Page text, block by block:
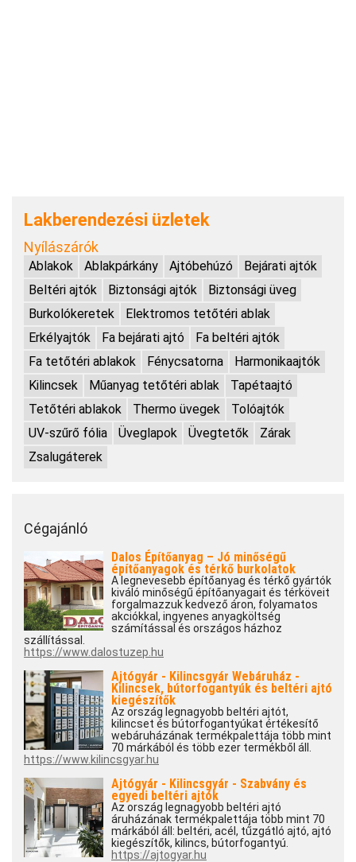
Lakberendezési üzletek
Nyílászárók
Ablakok Ablakpárkány Ajtóbehúzó
Bejárati ajtók
Beltéri ajtók
Biztonsági ajtók
Biztonsági üveg
Burkolókeretek
Elektromos tetőtéri ablak
Erkélyajtók
Fa bejárati ajtó
Fa beltéri ajtók
Fa tetőtéri ablakok
Fénycsatorna
Harmonikaajtók
Kilincsek
Műanyag tetőtéri ablak
Tapétaajtó
Tetőtéri ablakok
Thermo üvegek
Tolóajtók
UV-szűrő fólia
Üveglapok Üvegtetők
Zárak
Zsalugáterek
Cégajánló
Dalos Építőanyag – Jó minőségű
építőanyagok és térkő burkolatok
A legnevesebb építőanyag és térkő gyártók
kiváló minőségű építőanyagait és térköveit
forgalmazzuk kedvező áron, folyamatos
akciókkal, ingyenes anyagköltség
számítással és országos házhoz
szállítással.
https://www.dalostuzep.hu
Ajtógyár - Kilincsgyár Webáruház -
Kilincsek, bútorfogantyúk és beltéri ajtó
kiegészítők
Az ország legnagyobb beltéri ajtót,
kilincset és bútorfogantyúkat értékesítő
webáruházának termékpalettája több mint
70 márkából és több ezer termékből áll.
https://www.kilincsgyar.hu
Ajtógyár - Kilincsgyár - Szabvány és
egyedi beltéri ajtók
Az ország legnagyobb beltéri ajtó
áruházának termékpalettája több mint 70
márkából áll: beltéri, acél, tűzgátló ajtó, ajtó
kiegészítők, kilincs, bútorfogantyú.
https://ajtogyar.hu